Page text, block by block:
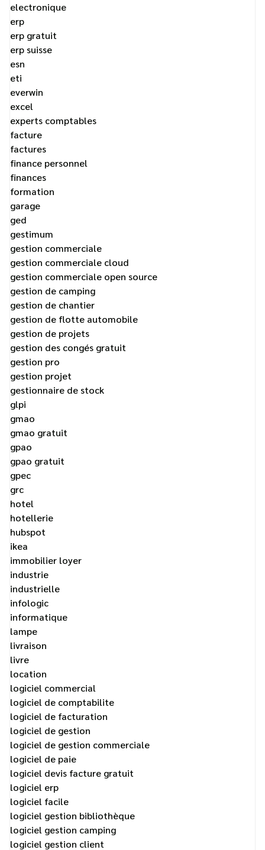
electronique
erp
erp gratuit
erp suisse
esn
eti
everwin
excel
experts comptables
facture
factures
finance personnel
finances
formation
garage
ged
gestimum
gestion commerciale
gestion commerciale cloud
gestion commerciale open source
gestion de camping
gestion de chantier
gestion de flotte automobile
gestion de projets
gestion des congés gratuit
gestion pro
gestion projet
gestionnaire de stock
glpi
gmao
gmao gratuit
gpao
gpao gratuit
gpec
grc
hotel
hotellerie
hubspot
ikea
immobilier loyer
industrie
industrielle
infologic
informatique
lampe
livraison
livre
location
logiciel commercial
logiciel de comptabilite
logiciel de facturation
logiciel de gestion
logiciel de gestion commerciale
logiciel de paie
logiciel devis facture gratuit
logiciel erp
logiciel facile
logiciel gestion bibliothèque
logiciel gestion camping
logiciel gestion client